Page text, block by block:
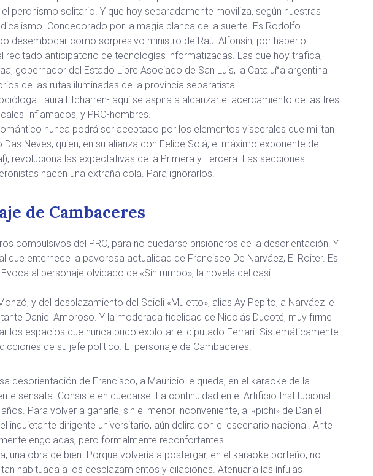
peronismo solitario. Y que hoy separadamente moviliza, según nuestras
Condecorado por la magia blanca de la suerte. Es Rodolfo
desembocar como sorpresivo ministro de Raúl Alfonsín, por haberlo
anticipatorio de tecnologías informatizadas. Las que hoy trafica,
gobernador del Estado Libre Asociado de San Luis, la Cataluña argentina
de las rutas iluminadas de la provincia separatista.
Laura Etcharren- aquí se aspira a alcanzar el acercamiento de las tres
Inflamados, y PRO-hombres.
nunca podrá ser aceptado por los elementos viscerales que militan
Neves, quien, en su alianza con Felipe Solá, el máximo exponente del
revoluciona las expectativas de la Primera y Tercera. Las secciones
hacen una extraña cola. Para ignorarlos.
de Cambaceres
compulsivos del PRO, para no quedarse prisioneros de la desorientación. Y
que enternece la pavorosa actualidad de Francisco De Narváez, El Roiter. Es
al personaje olvidado de «Sin rumbo», la novela del casi
y del desplazamiento del Scioli «Muletto», alias Ay Pepito, a Narváez le
Daniel Amoroso. Y la moderada fidelidad de Nicolás Ducoté, muy firme
los espacios que nunca pudo explotar el diputado Ferrari. Sistemáticamente
de su jefe político. El personaje de Cambaceres.
desorientación de Francisco, a Mauricio le queda, en el karaoke de la
sensata. Consiste en quedarse. La continuidad en el Artificio Institucional
Para volver a ganarle, sin el menor inconveniente, al «pichi» de Daniel
inquietante dirigente universitario, aún delira con el escenario nacional. Ante
engoladas, pero formalmente reconfortantes.
una obra de bien. Porque volvería a postergar, en el karaoke porteño, no
habituada a los desplazamientos y dilaciones. Atenuaría las ínfulas